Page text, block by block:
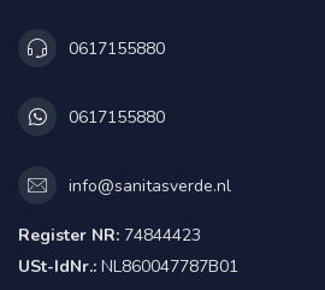
0617155880
0617155880
info@sanitasverde.nl
Register NR: 74844423
USt-IdNr.: NL860047787B01